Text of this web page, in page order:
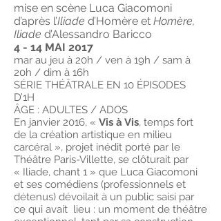
mise en scène Luca Giacomoni
d’après l’Iliade d’Homère et Homère,
Iliade d’Alessandro Baricco
4 - 14 MAI 2017
mar au jeu à 20h / ven à 19h / sam à
20h / dim à 16h
SÉRIE THÉÂTRALE EN 10 ÉPISODES
D’1H
ÂGE : ADULTES / ADOS
En janvier 2016, « Vis à Vis, temps fort
de la création artistique en milieu
carcéral », projet inédit porté par le
Théâtre Paris-Villette, se clôturait par
« Iliade, chant 1 » que Luca Giacomoni
et ses comédiens (professionnels et
détenus) dévoilait à un public saisi par
ce qui avait lieu : un moment de théâtre